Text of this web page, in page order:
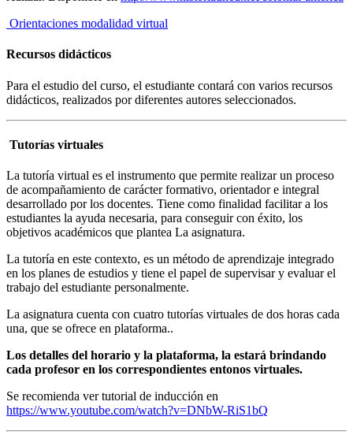
Orientaciones modalidad virtual
Recursos didácticos
Para el estudio del curso, el estudiante contará con varios recursos
didácticos, realizados por diferentes autores seleccionados.
Tutorías virtuales
La tutoría virtual es el instrumento que permite realizar un proceso
de acompañamiento de carácter formativo, orientador e integral
desarrollado por los docentes. Tiene como finalidad facilitar a los
estudiantes la ayuda necesaria, para conseguir con éxito, los
objetivos académicos que plantea La asignatura.
La tutoría en este contexto, es un método de aprendizaje integrado
en los planes de estudios y tiene el papel de supervisar y evaluar el
trabajo del estudiante personalmente.
La asignatura cuenta con cuatro tutorías virtuales de dos horas cada
una, que se ofrece en plataforma..
Los detalles del horario y la plataforma, la estará brindando
cada profesor en los correspondientes entonos virtuales.
Se recomienda ver tutorial de inducción en
https://www.youtube.com/watch?v=DNbW-RiS1bQ